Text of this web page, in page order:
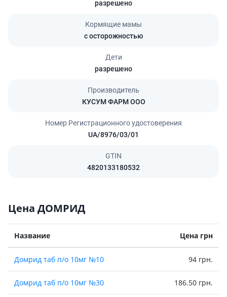
разрешено
Кормящие мамы
с осторожностью
Дети
разрешено
Производитель
КУСУМ ФАРМ ООО
Номер Регистрационного удостоверения
UA/8976/03/01
GTIN
4820133180532
Цена ДОМРИД
Название Цена грн
Домрид таб п/о 10мг №10 94 грн.
Домрид таб п/о 10мг №30 186.50 грн.